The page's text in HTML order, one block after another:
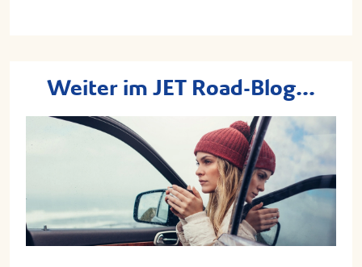
Weiter im JET Road-Blog...